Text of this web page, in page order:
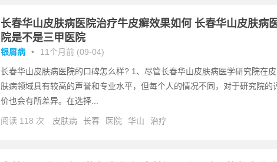
长春华山皮肤病医院治疗牛皮癣效果如何 长春华山皮肤病
院是不是三甲医院
银屑病 • 11个月前 (09-04)
长春华山皮肤病医院的口碑怎么样? 1、尽管长春华山皮肤病医学研究院在皮
肤病领域具有较高的声誉和专业水平，但每个人的情况不同，对于研究院的
价也会有所差异。在选择...
阅读 118 次 皮肤病 长春 医院 华山 治疗